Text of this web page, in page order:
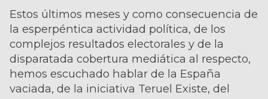
Estos últimos meses y como consecuencia de
la esperpéntica actividad política, de los
complejos resultados electorales y de la
disparatada cobertura mediática al respecto,
hemos escuchado hablar de la España
vaciada, de la iniciativa Teruel Existe, del